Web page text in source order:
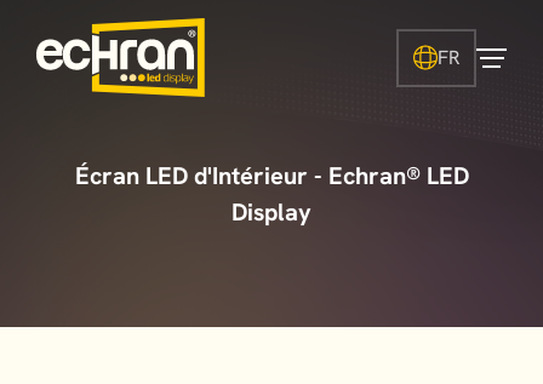
FR
Écran LED d'Intérieur - Echran® LED
Display